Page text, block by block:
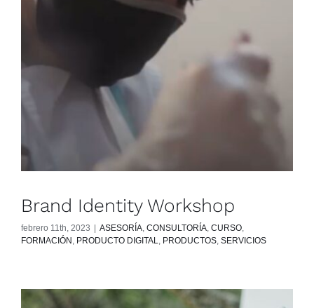
Brand Identity Workshop
febrero 11th, 2023 ASESORÍA, CONSULTORÍA, CURSO,
FORMACIÓN , PRODUCTO DIGITAL, PRODUCTOS, SERVICIOS